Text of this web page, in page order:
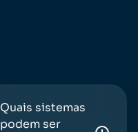
Quais sistemas
podem ser